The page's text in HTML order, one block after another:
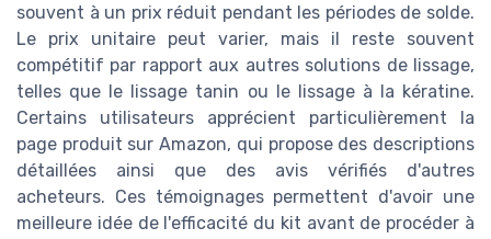
souvent à un prix réduit pendant les périodes de solde.
Le prix unitaire peut varier, mais il reste souvent
compétitif par rapport aux autres solutions de lissage,
telles que le lissage tanin ou le lissage à la kératine.
Certains utilisateurs apprécient particulièrement la
page produit sur Amazon, qui propose des descriptions
détaillées ainsi que des avis vérifiés d'autres
acheteurs. Ces témoignages permettent d'avoir une
meilleure idée de l'efficacité du kit avant de procéder à